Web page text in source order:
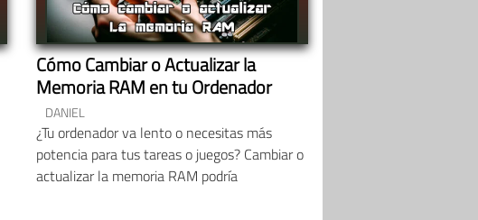
Cómo Cambiar o Actualizar la
Memoria RAM en tu Ordenador
DANIEL
¿Tu ordenador va lento o necesitas más
potencia para tus tareas o juegos? Cambiar o
actualizar la memoria RAM podría